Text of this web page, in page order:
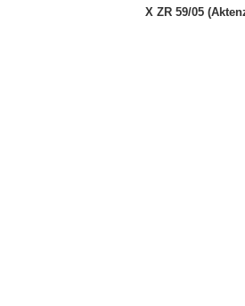
X ZR 59/05